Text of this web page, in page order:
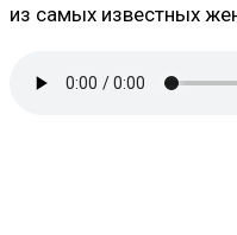
из самых известных